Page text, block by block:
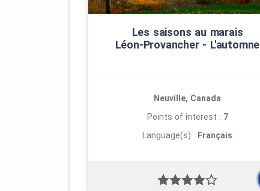
Les saisons au marais
Léon‑Provancher ‑ L'automne
Neuville, Canada
Points of interest : 7
Language(s) : Français